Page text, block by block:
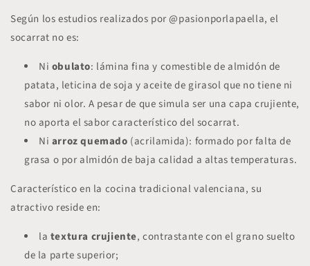
Según los estudios realizados por @pasionporlapaella, el
socarrat no es:
Ni obulato: lámina fina y comestible de almidón de
patata, leticina de soja y aceite de girasol que no tiene ni
sabor ni olor. A pesar de que simula ser una capa crujiente,
no aporta el sabor característico del socarrat.
Ni arroz quemado (acrilamida): formado por falta de
grasa o por almidón de baja calidad a altas temperaturas.
Característico en la cocina tradicional valenciana, su
atractivo reside en:
la textura crujiente, contrastante con el grano suelto
de la parte superior;